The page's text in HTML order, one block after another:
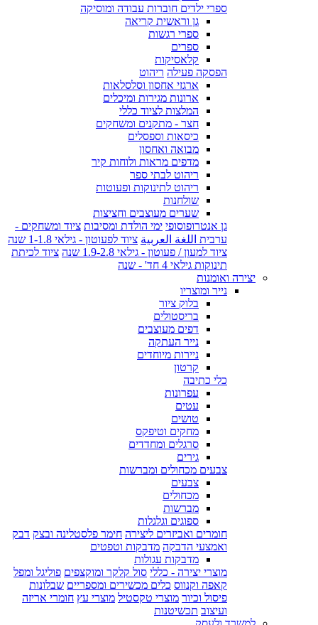
ספרי ילדים חוברות עבודה ומוסיקה
גן וראשית קריאה
ספרי רגשות
ספרים
קלאסיקות
הפסקה פעילה ריהוט
ארגזי אחסון וסלסלאות
ארונות מגירות ומיכלים
המלצות לציוד כללי
חצר - מתקנים ומשחקים
כיסאות וספסלים
מבואה ואחסון
מדפים מראות ולוחות קיר
ריהוט לבתי ספר
ריהוט לתינוקות ופעוטות
שולחנות
שערים מעוצבים וחציצות
גן אנטרופוסופי ימי הולדת ומסיבות ציוד ומשחקים -
ערבית اللغة العربية ציוד לפעוטון - גילאי 1-1.8 שנה
ציוד למעון / פעוטון - גילאי 1.9-2.8 שנה
ציוד לכיתת
תינוקות גילאי 4 חד' - שנה
יצירה ואומנות
נייר ומוצריו
בלוק ציור
בריסטולים
דפים מעוצבים
נייר העתקה
ניירות מיוחדים
קרטון
כלי כתיבה
עפרונות
עטים
טושים
מחקים וטיפקס
סרגלים ומחדדים
גירים
צבעים מכחולים ומברשות
צבעים
מכחולים
מברשות
ספוגים וגלגלות
חומרים ואביזרים ליצירה חימר פלסטלינה ובצק דבק
ואמצעי הדבקה מדבקות וטפטים
מדבקות עגולות
מוצרי יצירה - כללי סול קלקר ומוקצפים פוליגל ומפל
קאפה וקנווס כלים מכשירים ומספריים שבלונות
פיסול וכיור מוצרי טקסטיל מוצרי עץ חומרי אריזה
ועיצוב תכשיטנות